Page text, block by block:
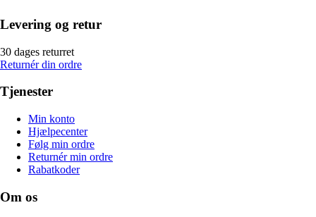
Levering og retur
30 dages returret
Returnér din ordre
Tjenester
Min konto
Hjælpecenter
Følg min ordre
Returnér min ordre
Rabatkoder
Om os